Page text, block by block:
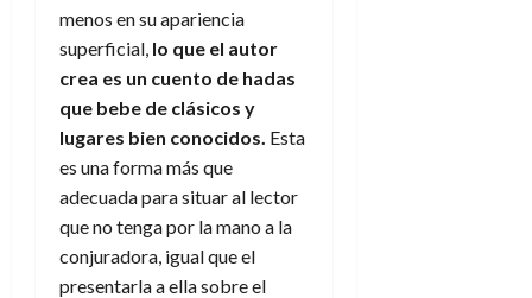
menos en su apariencia
superficial, lo que el autor
crea es un cuento de hadas
que bebe de clásicos y
lugares bien conocidos. Esta
es una forma más que
adecuada para situar al lector
que no tenga por la mano a la
conjuradora, igual que el
presentarla a ella sobre el